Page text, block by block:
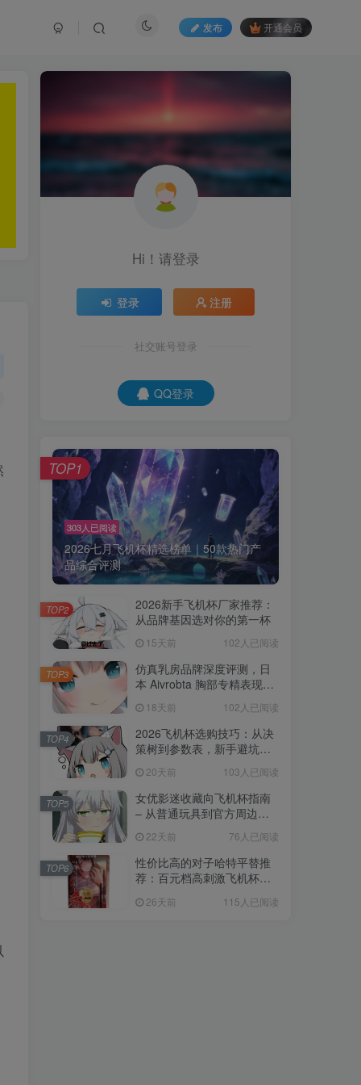
发布 开通会员
Hi！请登录
登录 注册
社交账号登录
QQ登录
303人已阅读
2026七月飞机杯精选榜单｜50款热门产
品综合评测
TOP1
2026新手飞机杯厂家推荐：
从品牌基因选对你的第一杯
15天前 102人已阅读
TOP2
仿真乳房品牌深度评测，日
本 Aivrobta 胸部专精表现突
18天前 102人已阅读
TOP3
2026飞机杯选购技巧：从决
策树到参数表，新手避坑全
20天前 103人已阅读
TOP4
女优影迷收藏向飞机杯指南
– 从普通玩具到官方周边的
22天前 76人已阅读
TOP5
性价比高的对子哈特平替推
荐：百元档高刺激飞机杯选
26天前 115人已阅读
TOP6